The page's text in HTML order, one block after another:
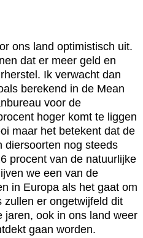
ons land optimistisch uit.
dat er meer geld en
Ik verwacht dan
berekend in de Mean
voor de
hoger komt te liggen
maar het betekent dat de
diersoorten nog steeds
procent van de natuurlijke
we een van de
in Europa als het gaat om
zullen er ongetwijfeld dit
jaren, ook in ons land weer
gaan worden.